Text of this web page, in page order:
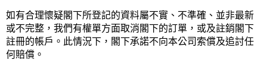
如有合理懷疑閣下所登記的資料屬不實、不準確、並非最新
或不完整，我們有權單方面取消閣下的訂單，或及註銷閣下
註冊的帳戶。此情況下，閣下承諾不向本公司索償及追討任
何賠償。